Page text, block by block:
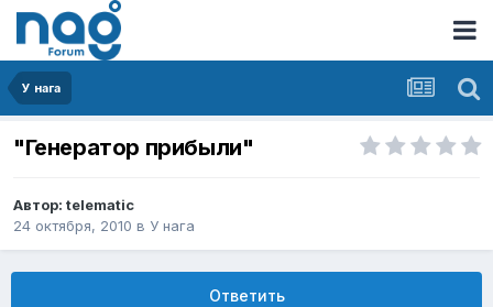
У нага
"Генератор прибыли"
Автор: telematic
24 октября, 2010 в У нага
Ответить